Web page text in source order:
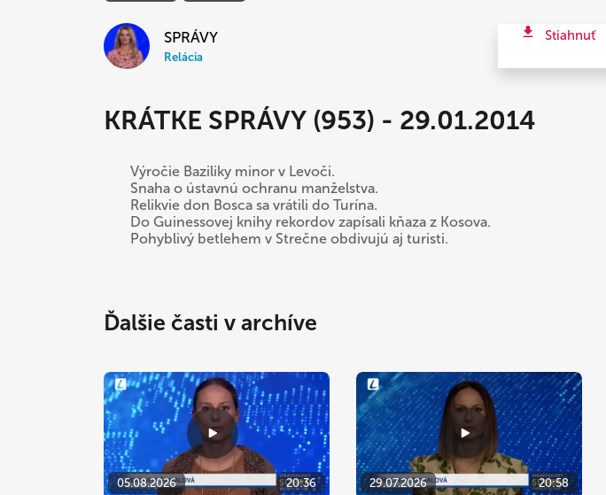
SPRÁVY
Relácia
Stiahnuť
KRÁTKE SPRÁVY (953) - 29.01.2014
Výročie Baziliky minor v Levoči.
Snaha o ústavnú ochranu manželstva.
Relikvie don Bosca sa vrátili do Turína.
Do Guinessovej knihy rekordov zapísali kňaza z Kosova.
Pohyblivý betlehem v Strečne obdivujú aj turisti.
Ďalšie časti v archíve
05.08.2026 20:36 29.07.2026 20:58